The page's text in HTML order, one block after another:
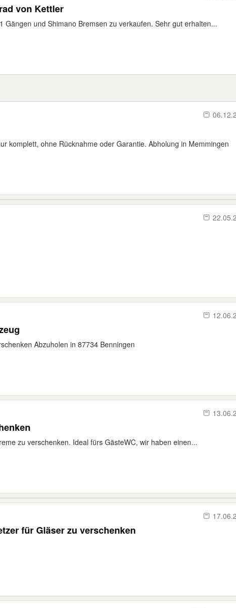
von Kettler
Gängen und Shimano Bremsen zu verkaufen. Sehr gut erhalten...
komplett, ohne Rücknahme oder Garantie. Abholung in Memmingen
Abzuholen in 87734 Benningen
zu verschenken. Ideal fürs GästeWC, wir haben einen...
für Gläser zu verschenken